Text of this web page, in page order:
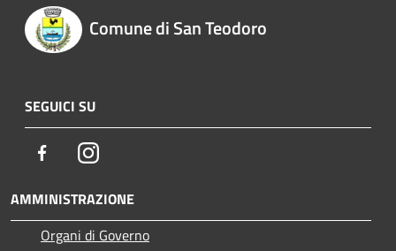
Comune di San Teodoro
SEGUICI SU
FacebookInstagram
AMMINISTRAZIONE
Organi di Governo